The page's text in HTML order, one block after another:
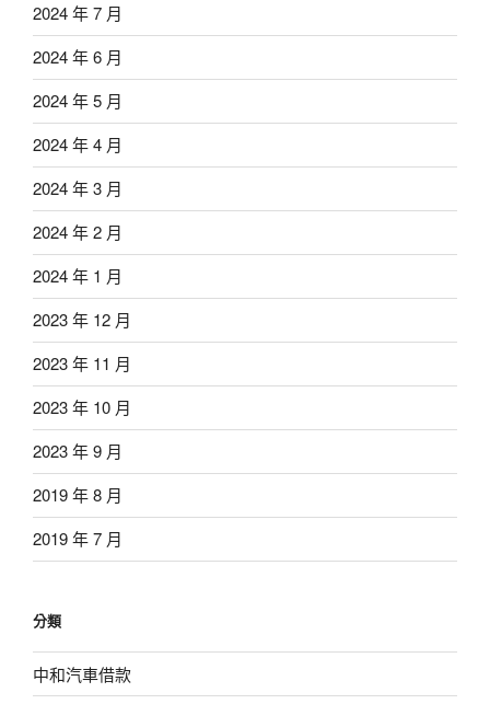
2024 年 7 月
2024 年 6 月
2024 年 5 月
2024 年 4 月
2024 年 3 月
2024 年 2 月
2024 年 1 月
2023 年 12 月
2023 年 11 月
2023 年 10 月
2023 年 9 月
2019 年 8 月
2019 年 7 月
分類
中和汽車借款